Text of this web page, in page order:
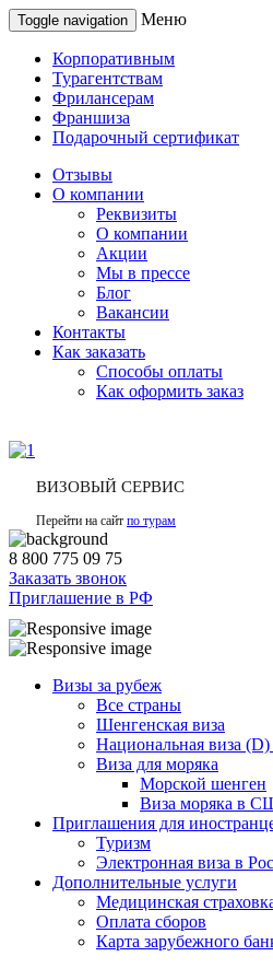
Toggle navigation Меню
Корпоративным
Турагентствам
Фрилансерам
Франшиза
Подарочный сертификат
Отзывы
О компании
Реквизиты
О компании
Акции
Мы в прессе
Блог
Вакансии
Контакты
Как заказать
Способы оплаты
Как оформить заказ
ВИЗОВЫЙ СЕРВИС
Перейти на сайт по турам
8 800 775 09 75
Заказать звонок
Приглашение в РФ
Визы за рубеж
Все страны
Шенгенская виза
Национальная виза (D)
Виза для моряка
Морской шенген
Виза моряка в
Приглашения для
Туризм
Электронная виза в
Дополнительные услуги
Медицинская
Оплата сборов
Карта зарубежного